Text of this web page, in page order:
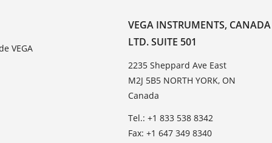
VEGA
VEGA INSTRUMENTS, CANADA
LTD. SUITE 501
2235 Sheppard Ave East
M2J 5B5 NORTH YORK, ON
Canada
Tel.: +1 833 538 8342
Fax: +1 647 349 8340